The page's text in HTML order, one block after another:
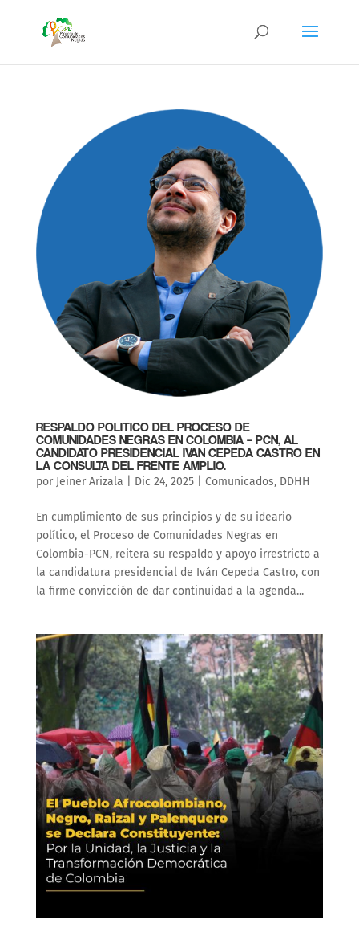
RESPALDO POLITICO DEL PROCESO DE
COMUNIDADES NEGRAS EN COLOMBIA – PCN, AL
CANDIDATO PRESIDENCIAL IVAN CEPEDA CASTRO EN
LA CONSULTA DEL FRENTE AMPLIO.
por Jeiner Arizala Dic 24, 2025| Comunicados, DDHH
En cumplimiento de sus principios y de su ideario
político, el Proceso de Comunidades Negras en
Colombia-PCN, reitera su respaldo y apoyo irrestricto a
la candidatura presidencial de Iván Cepeda Castro, con
la firme convicción de dar continuidad a la agenda...